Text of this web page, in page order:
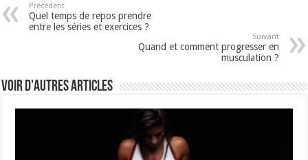
Précédent
Quel temps de repos prendre
entre les séries et exercices ?
Suivant
Quand et comment progresser en
musculation ?
Voir d'autres articles